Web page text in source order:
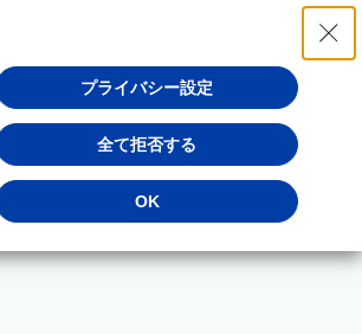
プライバシー設定
全て拒否する
OK